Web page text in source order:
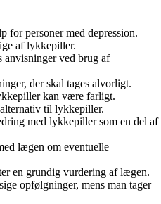
personer med depression.
af lykkepiller.
ved brug af
der skal tages alvorligt.
kan være farligt.
til lykkepiller.
med lykkepiller som en del af
lægen om eventuelle
en grundig vurdering af lægen.
opfølgninger, mens man tager